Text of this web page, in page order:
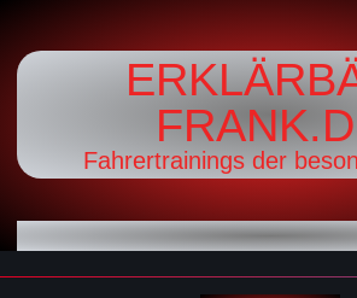
Fahrertrainings der